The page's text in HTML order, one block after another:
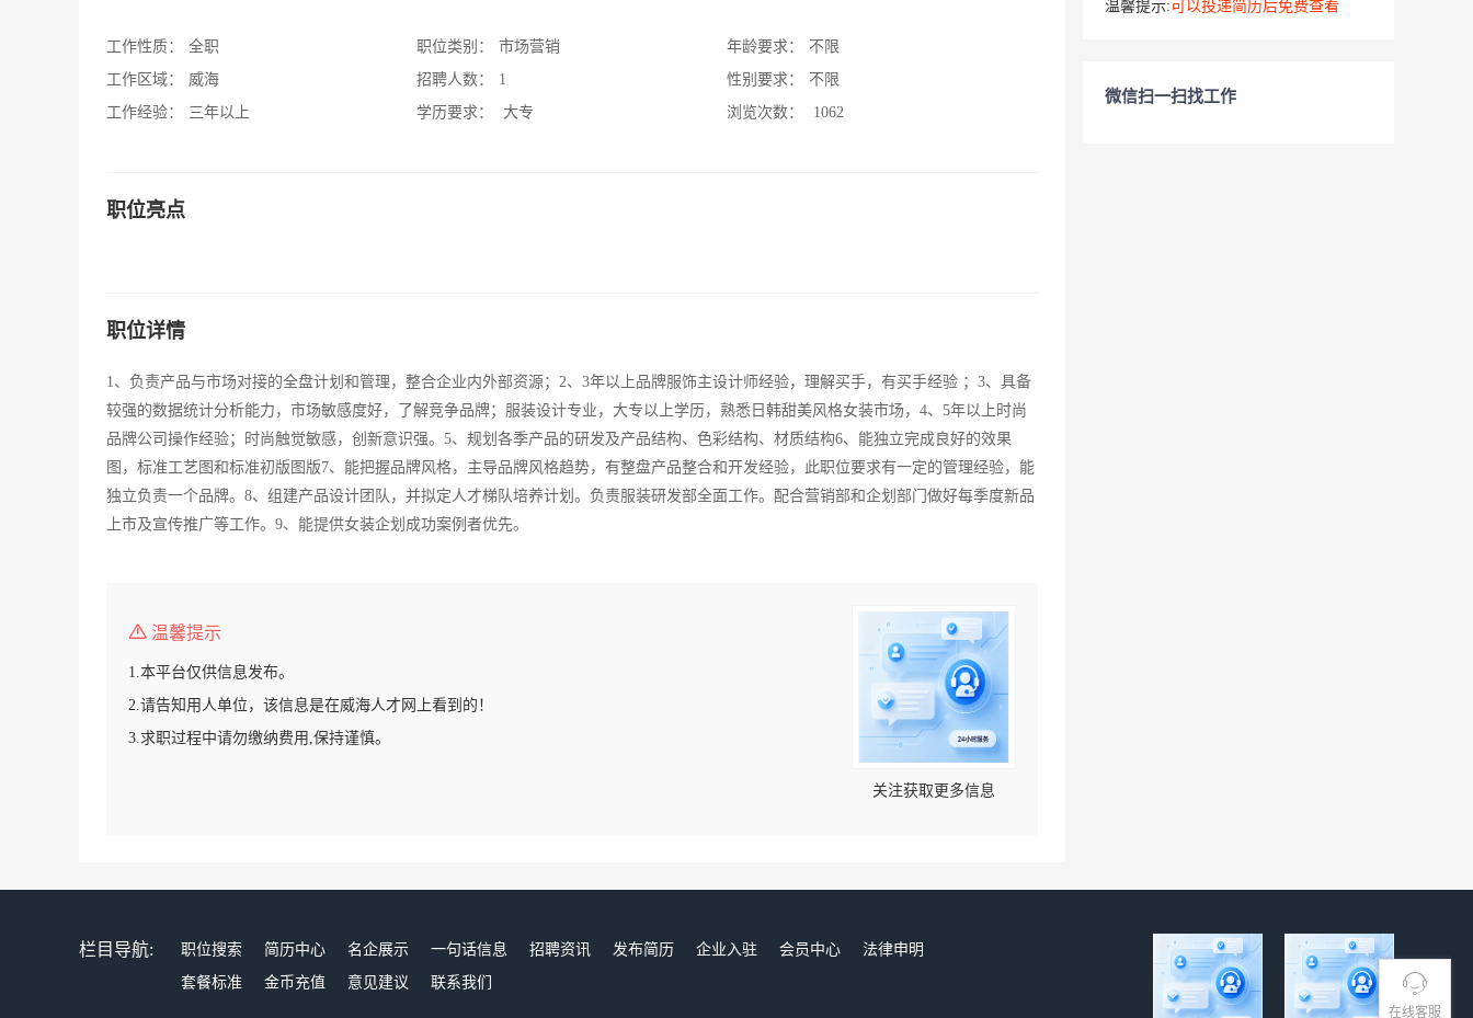
在线客服
工作性质：
全职
工作区域：
威海
工作经验：
三年以上
职位类别：
市场营销
招聘人数：
1
学历要求：
大专
年龄要求：
不限
性别要求：
不限
浏览次数：
1062
职位亮点
职位详情
1、负责产品与市场对接的全盘计划和管理，整合企业内外部资源；2、3年以上品牌服饰主设计师经验，理解买手，有买手经验 ；3、具备
较强的数据统计分析能力，市场敏感度好，了解竞争品牌；服装设计专业，大专以上学历，熟悉日韩甜美风格女装市场，4、5年以上时尚
品牌公司操作经验；时尚触觉敏感，创新意识强。5、规划各季产品的研发及产品结构、色彩结构、材质结构6、能独立完成良好的效果
图，标准工艺图和标准初版图版7、能把握品牌风格，主导品牌风格趋势，有整盘产品整合和开发经验，此职位要求有一定的管理经验，能
独立负责一个品牌。8、组建产品设计团队，并拟定人才梯队培养计划。负责服装研发部全面工作。配合营销部和企划部门做好每季度新品
上市及宣传推广等工作。9、能提供女装企划成功案例者优先。
温馨提示
1.本平台仅供信息发布。
2.请告知用人单位，该信息是在威海人才网上看到的！
3.求职过程中请勿缴纳费用,保持谨慎。
关注获取更多信息
温馨提示: 可以投递简历后免费查看
微信扫一扫找工作
栏目导航: 职位搜索 简历中心 名企展示 一句话信息 招聘资讯 发布简历 企业入驻 会员中心
法律申明
套餐标准
金币充值 意见建议 联系我们